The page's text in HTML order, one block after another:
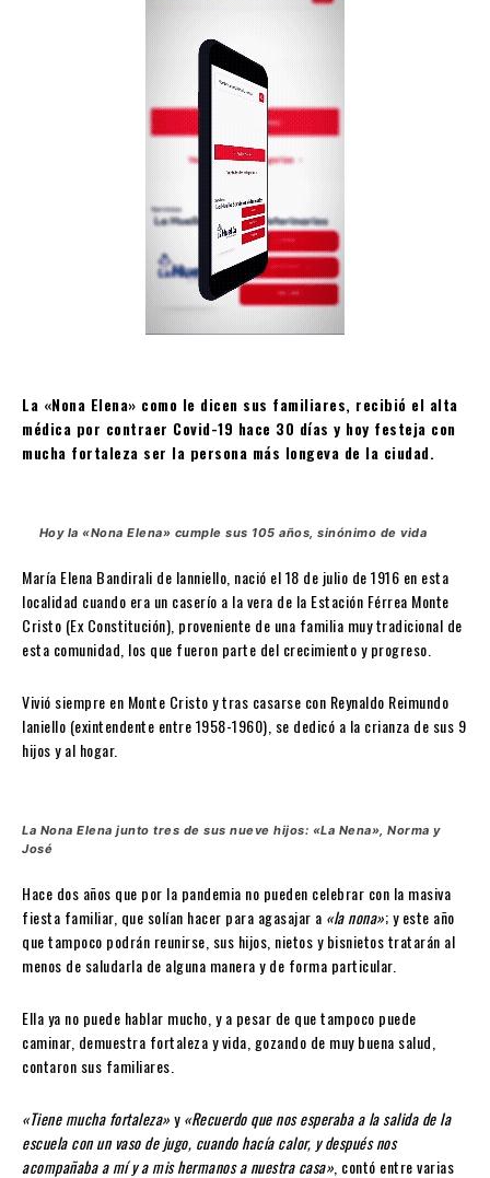
La «Nona Elena» como le dicen sus familiares, recibió el alta
médica por contraer Covid-19 hace 30 días y hoy festeja con
mucha fortaleza ser la persona más longeva de la ciudad.
Hoy la «Nona Elena» cumple sus 105 años, sinónimo de vida
María Elena Bandirali de Ianniello, nació el 18 de julio de 1916 en esta
localidad cuando era un caserío a la vera de la Estación Férrea Monte
Cristo (Ex Constitución), proveniente de una familia muy tradicional de
esta comunidad, los que fueron parte del crecimiento y progreso.
Vivió siempre en Monte Cristo y tras casarse con Reynaldo Reimundo
Ianiello (exintendente entre 1958-1960), se dedicó a la crianza de sus 9
hijos y al hogar.
La Nona Elena junto tres de sus nueve hijos: «La Nena», Norma y
José
Hace dos años que por la pandemia no pueden celebrar con la masiva
fiesta familiar, que solían hacer para agasajar a «la nona»; y este año
que tampoco podrán reunirse, sus hijos, nietos y bisnietos tratarán al
menos de saludarla de alguna manera y de forma particular.
Ella ya no puede hablar mucho, y a pesar de que tampoco puede
caminar, demuestra fortaleza y vida, gozando de muy buena salud,
contaron sus familiares.
«Tiene mucha fortaleza»y«Recuerdo que nos esperaba a la salida de la
escuela con un vaso de jugo, cuando hacía calor, y después nos
acompañaba a mí y a mis hermanos a nuestra casa», contó entre varias